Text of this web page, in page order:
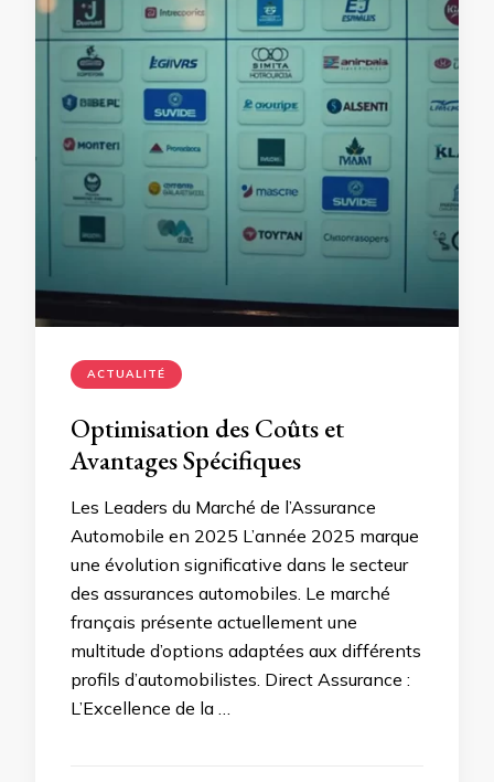
ACTUALITÉ
Optimisation des Coûts et
Avantages Spécifiques
Les Leaders du Marché de l’Assurance
Automobile en 2025 L’année 2025 marque
une évolution significative dans le secteur
des assurances automobiles. Le marché
français présente actuellement une
multitude d’options adaptées aux différents
profils d’automobilistes. Direct Assurance :
L’Excellence de la …